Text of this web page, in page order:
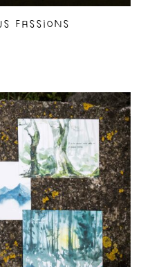
fassions